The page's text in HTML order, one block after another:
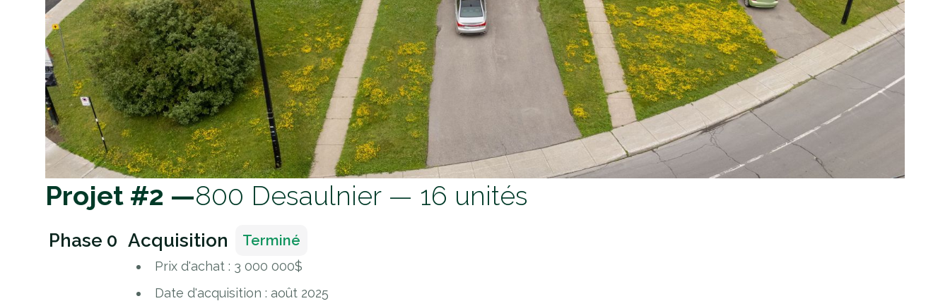
Projet #2 —800 Desaulnier — 16 unités
Phase 0 Acquisition Terminé
Prix d'achat : 3 000 000$
Date d'acquisition : août 2025